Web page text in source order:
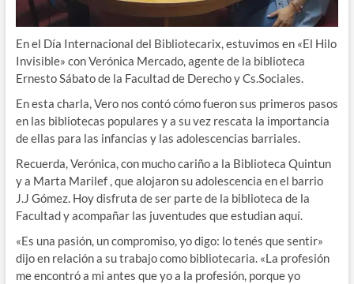
En el Día Internacional del Bibliotecarix, estuvimos en «El Hilo
Invisible» con Verónica Mercado, agente de la biblioteca
Ernesto Sábato de la Facultad de Derecho y Cs.Sociales.
En esta charla, Vero nos contó cómo fueron sus primeros pasos
en las bibliotecas populares y a su vez rescata la importancia
de ellas para las infancias y las adolescencias barriales.
Recuerda, Verónica, con mucho cariño a la Biblioteca Quintun
y a Marta Marilef , que alojaron su adolescencia en el barrio
J.J Gómez. Hoy disfruta de ser parte de la biblioteca de la
Facultad y acompañar las juventudes que estudian aquí.
«Es una pasión, un compromiso, yo digo: lo tenés que sentir»
dijo en relación a su trabajo como bibliotecaria. «La profesión
me encontró a mi antes que yo a la profesión, porque yo